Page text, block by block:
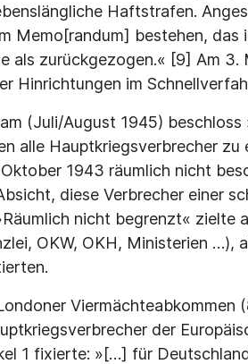
Haftstrafen.
Memo[randum] bestehen, das
als zurückgezogen.« [9] Am 3.
Hinrichtungen im
(Juli/August 1945) beschloss
alle Hauptkriegsverbrecher zu
1943 räumlich nicht
diese Verbrecher einer
nicht begrenzt« zielte
OKW, OKH, Ministerien
Viermächteabkommen
der
1 fixierte: »[…] für